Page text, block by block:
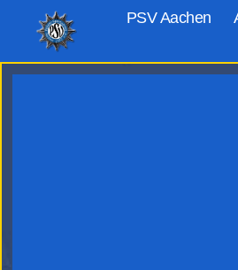
PSV
Aachen
PSV Aachen